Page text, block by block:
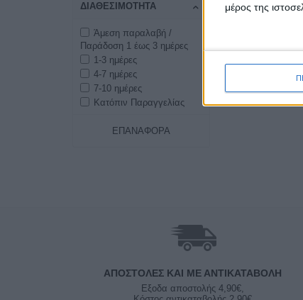
μέρος της
ΔΙΑΘΕΣΙΜΌΤΗΤΑ
Άμεση παραλαβή /
Παράδοση 1 έως 3 ημέρες
1-3 ημέρες
4-7 ημέρες
7-10 ημέρες
Κατόπιν Παραγγελίας
ΕΠΑΝΑΦΟΡΆ
ΑΠΟΣΤΟΛΈΣ ΚΑΙ ΜΕ ΑΝΤΙΚΑΤΑΒΟΛΗ
Εξοδα αποστολής 4,90€,